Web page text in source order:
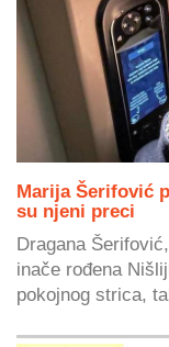
Marija Šerifović
su njeni preci
Dragana
inače rođena
pokojnog strica,